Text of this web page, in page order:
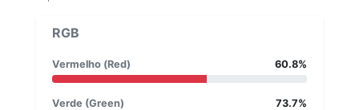
RGB
Vermelho (Red) 60.8%
Verde (Green) 73.7%